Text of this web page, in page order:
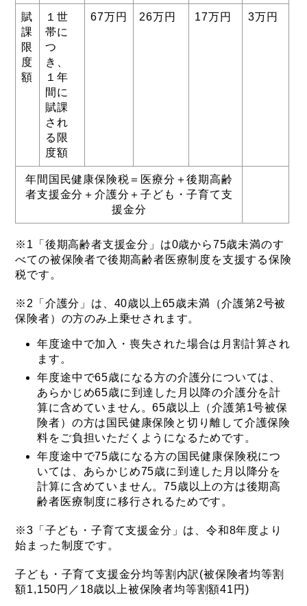
賦
課
限
度
額
１世
帯に
つ
き、
１年
間に
賦課
され
る限
度額
67万円 26万円 17万円 3万円
年間国民健康保険税＝医療分＋後期高齢
者支援金分＋介護分＋子ども・子育て支
援金分
※1「後期高齢者支援金分」は0歳から75歳未満のす
べての被保険者で後期高齢者医療制度を支援する保険
税です。
※2「介護分」は、40歳以上65歳未満（介護第2号被
保険者）の方のみ上乗せされます。
年度途中で加入・喪失された場合は月割計算され
ます。
年度途中で65歳になる方の介護分については、
あらかじめ65歳に到達した月以降の介護分を計
算に含めていません。65歳以上（介護第1号被保
険者）の方は国民健康保険と切り離して介護保険
料をご負担いただくようになるためです。
年度途中で75歳になる方の国民健康保険税につ
いては、あらかじめ75歳に到達した月以降分を
計算に含めていません。75歳以上の方は後期高
齢者医療制度に移行されるためです。
※3「子ども・子育て支援金分」は、令和8年度より
始まった制度です。
子ども・子育て支援金分均等割内訳(被保険者均等割
額1,150円／18歳以上被保険者均等割額41円)